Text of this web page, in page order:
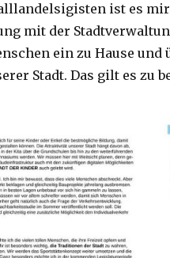
ist es
mit der
ein zu Hause
Stadt. Das gilt es zu